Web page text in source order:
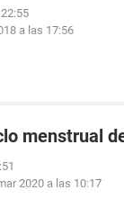
a las 17:56
menstrual
2020 a las 10:17